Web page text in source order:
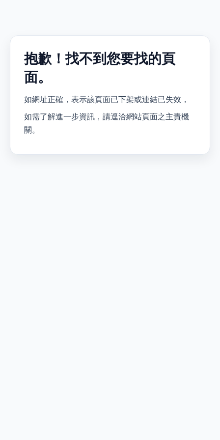
抱歉！找不到您要找的頁
面。
如網址正確，表示該頁面已下架或連結已失效，
如需了解進一步資訊，請逕洽網站頁面之主責機
關。